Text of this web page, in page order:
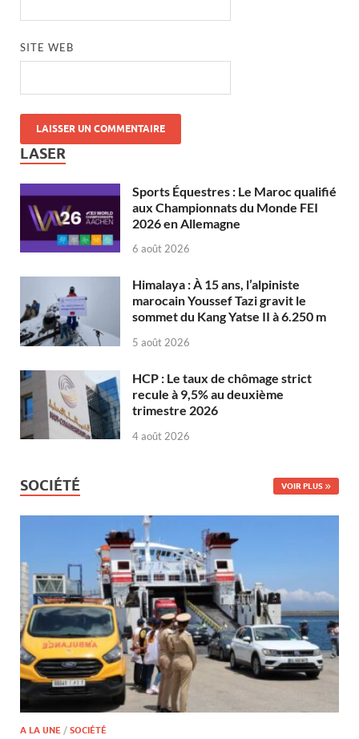
SITE WEB
LASER
Sports Équestres : Le Maroc qualifié
aux Championnats du Monde FEI
2026 en Allemagne
6 août 2026
Himalaya : À 15 ans, l’alpiniste
marocain Youssef Tazi gravit le
sommet du Kang Yatse II à 6.250 m
5 août 2026
HCP : Le taux de chômage strict
recule à 9,5% au deuxième
trimestre 2026
4 août 2026
SOCIÉTÉ VOIR PLUS
A LA UNE / SOCIÉTÉ